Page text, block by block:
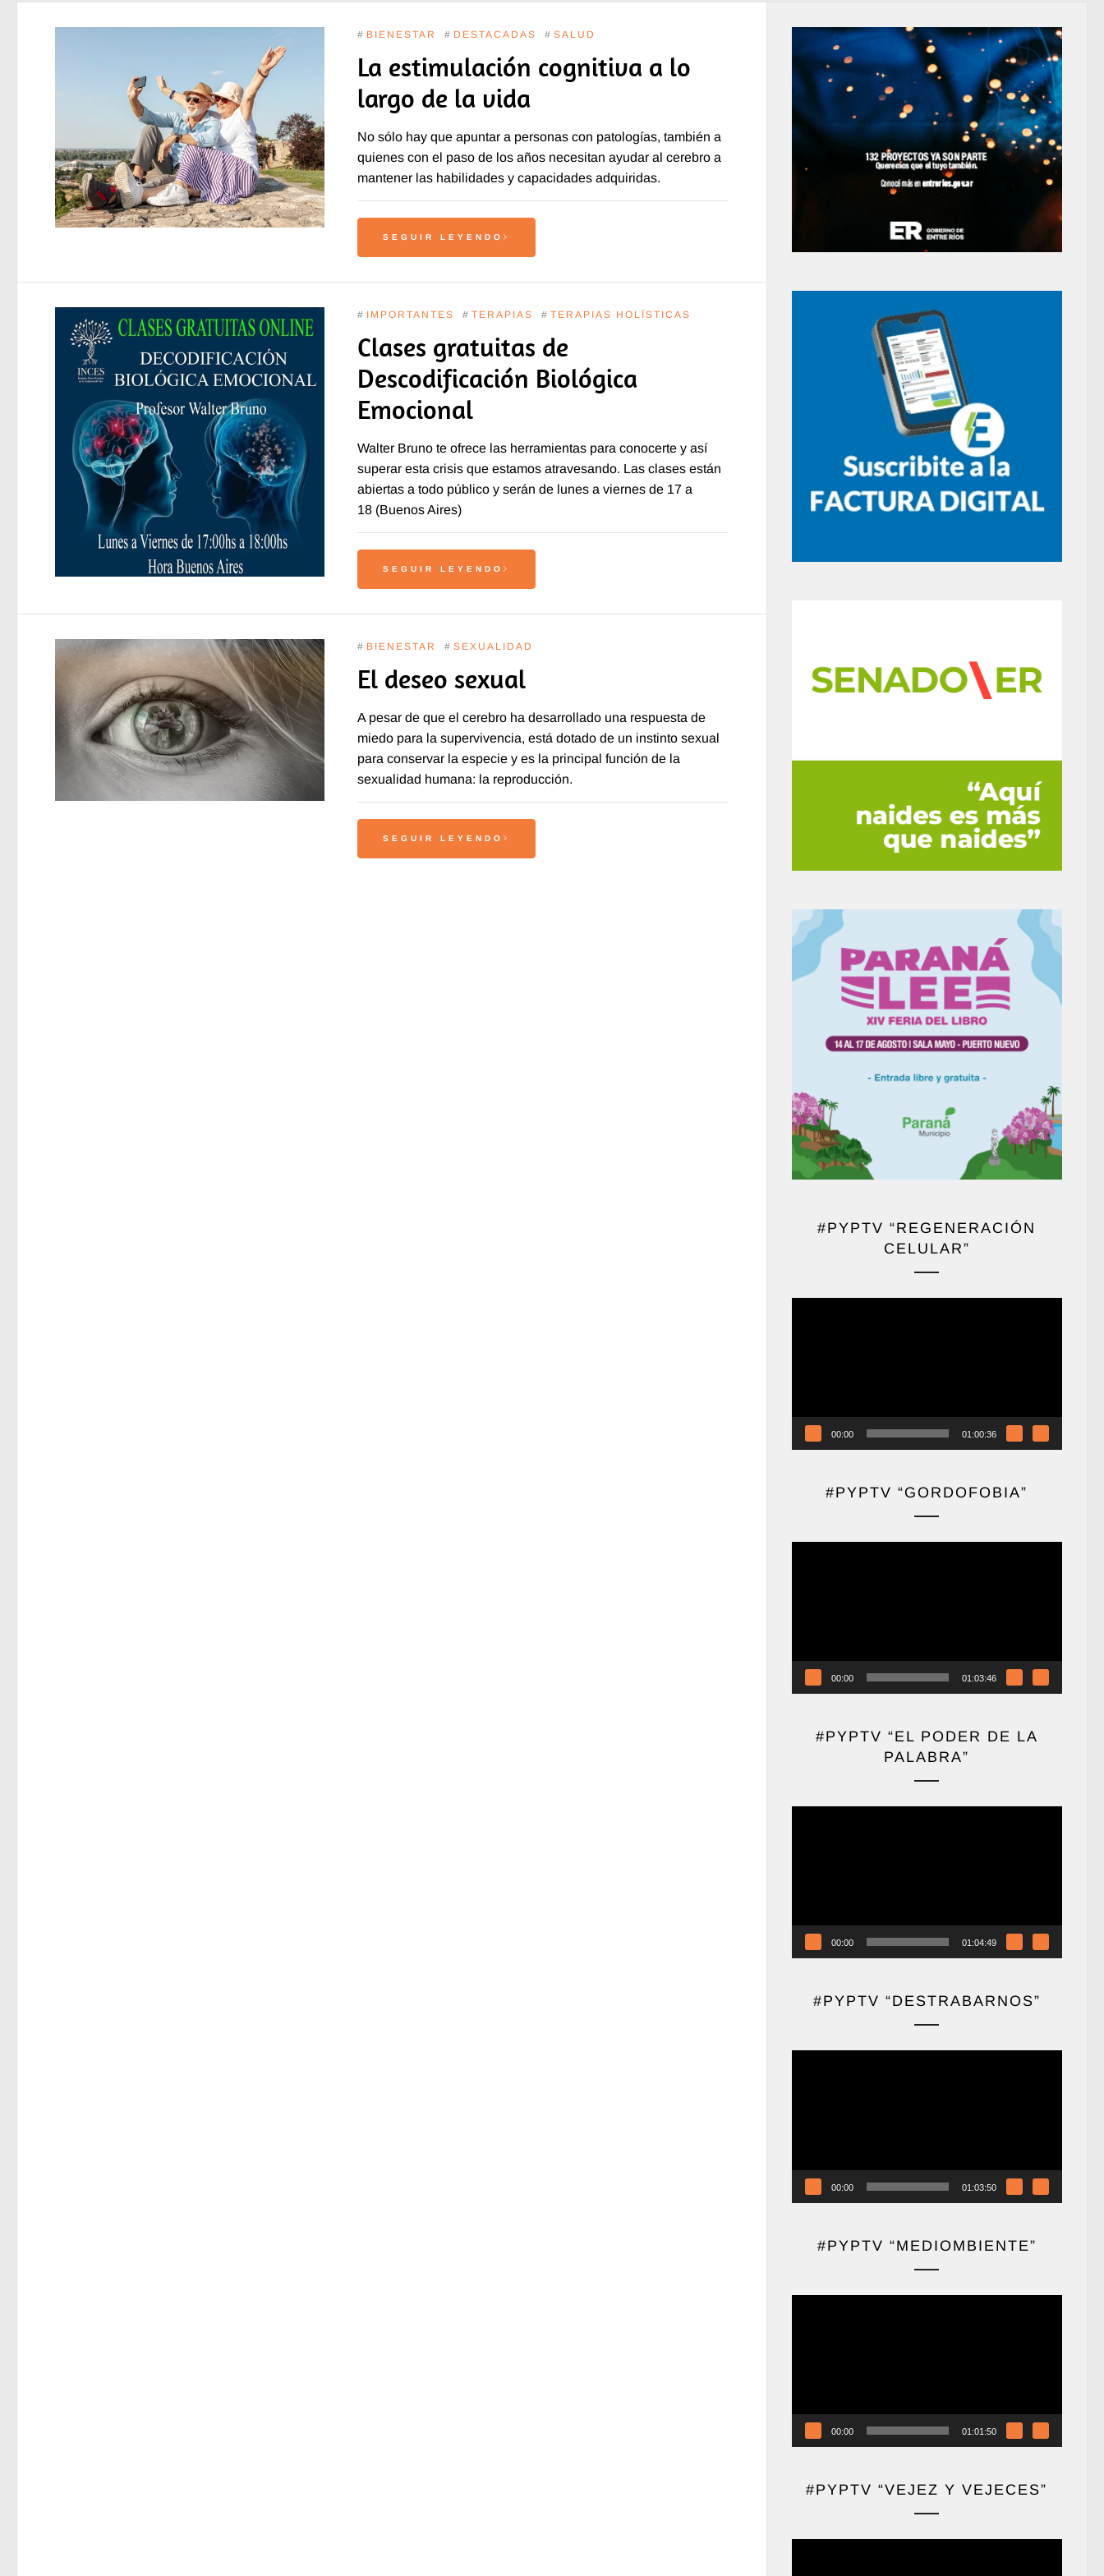
# BIENESTAR # DESTACADAS # SALUD
La estimulación cognitiva a lo
largo de la vida
No sólo hay que apuntar a personas con patologías, también a
quienes con el paso de los años necesitan ayudar al cerebro a
mantener las habilidades y capacidades adquiridas.
SEGUIR LEYENDO
# IMPORTANTES # TERAPIAS # TERAPIAS HOLÍSTICAS
Clases gratuitas de
Descodificación Biológica
Emocional
Walter Bruno te ofrece las herramientas para conocerte y así
superar esta crisis que estamos atravesando. Las clases están
abiertas a todo público y serán de lunes a viernes de 17 a
18 (Buenos Aires)
SEGUIR LEYENDO
# BIENESTAR # SEXUALIDAD
El deseo sexual
A pesar de que el cerebro ha desarrollado una respuesta de
miedo para la supervivencia, está dotado de un instinto sexual
para conservar la especie y es la principal función de la
sexualidad humana: la reproducción.
SEGUIR LEYENDO
#PYPTV “REGENERACIÓN
CELULAR”
00:00 01:00:36
#PYPTV “GORDOFOBIA”
00:00 01:03:46
#PYPTV “EL PODER DE LA
PALABRA”
00:00 01:04:49
#PYPTV “DESTRABARNOS”
00:00 01:03:50
#PYPTV “MEDIOMBIENTE”
00:00 01:01:50
#PYPTV “VEJEZ Y VEJECES”